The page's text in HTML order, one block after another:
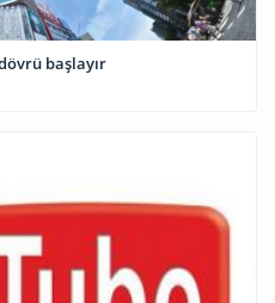
başlayır